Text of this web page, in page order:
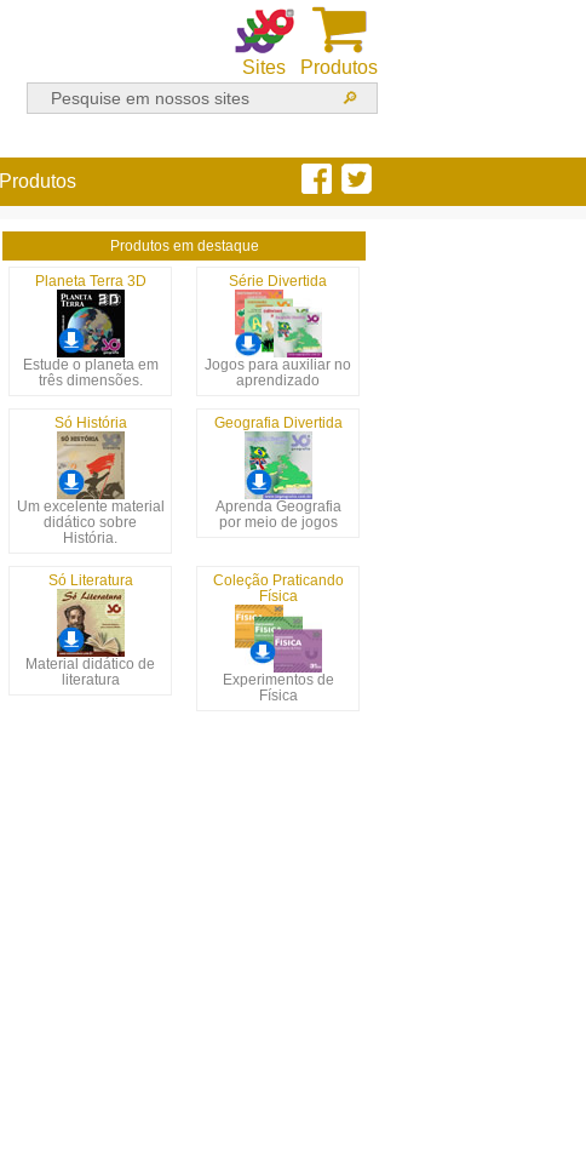
Produtos
Sites
Produtos
Produtos em destaque
Planeta Terra 3D
Estude o planeta em
três dimensões.
Série Divertida
Jogos para auxiliar no
aprendizado
Só História
Um excelente material
didático sobre
História.
Geografia Divertida
Aprenda Geografia
por meio de jogos
Só Literatura
Material didático de
literatura
Coleção Praticando
Física
Experimentos de
Física